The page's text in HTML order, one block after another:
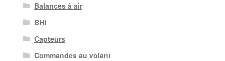
Balances à air
BHI
Capteurs
Commandes au volant